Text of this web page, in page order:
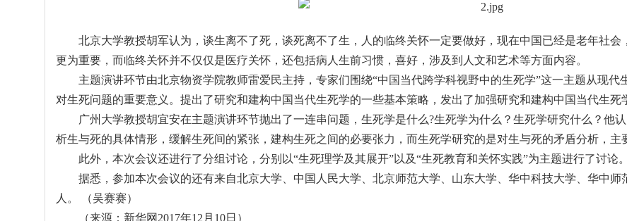
北京大学教授胡军认为，谈生离不了死，谈死离不了生，人的临终关怀一定要做好，现在中国已经是老年社
更为重要，而临终关怀并不仅仅是医疗关怀，还包括病人生前习惯，喜好，涉及到人文和艺术等方面内容。
主题演讲环节由北京物资学院教师雷爱民主持，专家们围绕“中国当代跨学科视野中的生死学”这一主题从现
对生死问题的重要意义。提出了研究和建构中国当代生死学的一些基本策略，发出了加强研究和建构中国当代生死
广州大学教授胡宜安在主题演讲环节抛出了一连串问题，生死学是什么?生死学为什么？生死学研究什么？他
析生与死的具体情形，缓解生死间的紧张，建构生死之间的必要张力，而生死学研究的是对生与死的矛盾分析，主
此外，本次会议还进行了分组讨论，分别以“生死理学及其展开”以及“生死教育和关怀实践”为主题进行了讨论。
据悉，参加本次会议的还有来自北京大学、中国人民大学、北京师范大学、山东大学、华中科技大学、华中
人。 （吴赛赛）
（来源：新华网2017年12月10日）